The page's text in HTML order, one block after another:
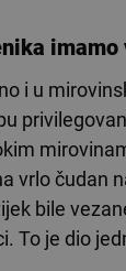
i u
vrlo čudan
bile
To je dio